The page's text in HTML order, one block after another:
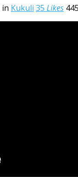
in Kukuli 35 Likes 445